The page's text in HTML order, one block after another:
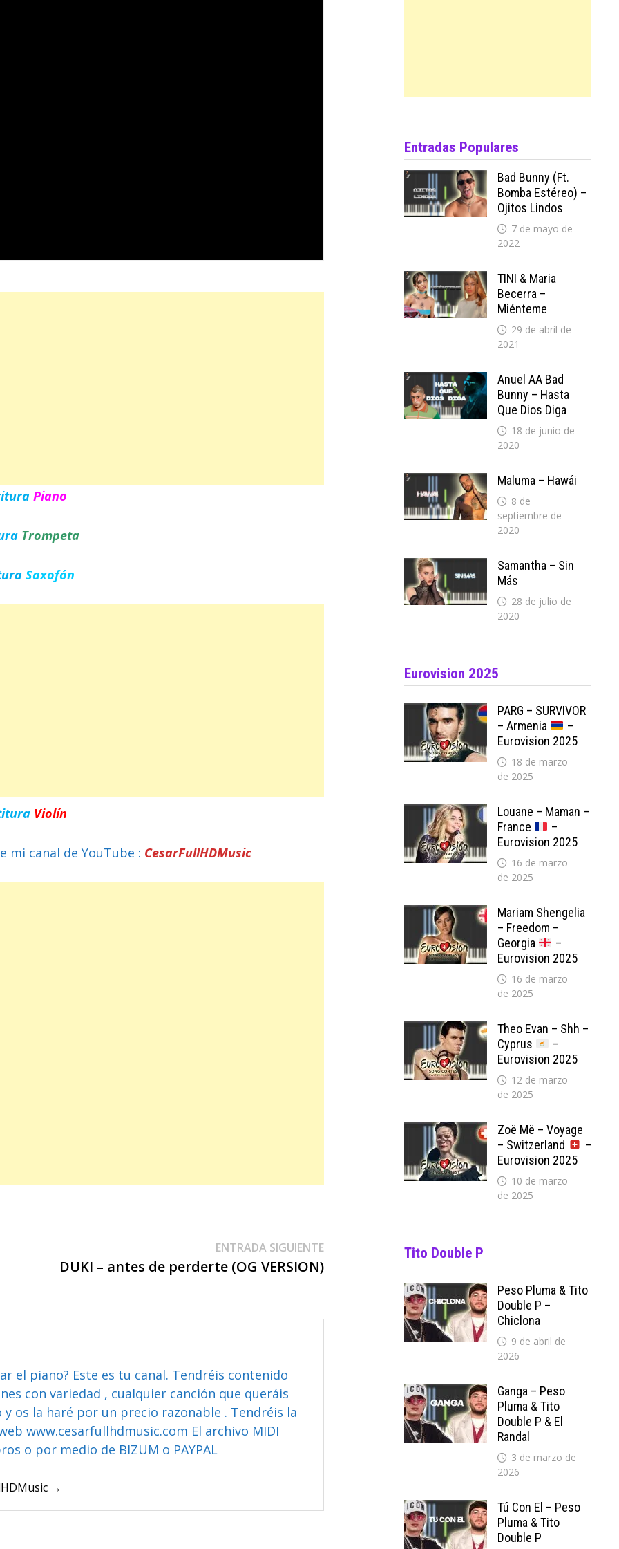
Piano
Trompeta
Saxofón
Violín
mi canal de YouTube : CesarFullHDMusic
ENTRADA SIGUIENTEEntrada
siguiente:
DUKI – antes de perderte (OG VERSION)
el piano? Este es tu canal. Tendréis contenido
con variedad , cualquier canción que queráis
os la haré por un precio razonable . Tendréis la
www.cesarfullhdmusic.com El archivo MIDI
o por medio de BIZUM o PAYPAL
→
Entradas Populares
Bad Bunny (ft.
Bomba Estéreo) –
Ojitos Lindos
7 de mayo de
2022
TINI & Maria
Becerra –
Miénteme
29 de abril de
2021
Anuel AA Bad
Bunny – Hasta
Que Dios Diga
18 de junio de
2020
Maluma – Hawái
8 de
septiembre de
2020
Samantha – Sin
Más
28 de julio de
2020
Eurovision 2025
PARG – SURVIVOR
– Armenia
–
Eurovision 2025
18 de marzo
de 2025
Louane – Maman –
France
–
Eurovision 2025
16 de marzo
de 2025
Mariam Shengelia
– Freedom –
Georgia
–
Eurovision 2025
16 de marzo
de 2025
Theo Evan – Shh –
Cyprus
–
Eurovision 2025
12 de marzo
de 2025
Zoë Më – Voyage
– Switzerland
–
Eurovision 2025
10 de marzo
de 2025
Tito Double P
Peso Pluma & Tito
Double P –
Chiclona
9 de abril de
2026
Ganga – Peso
Pluma & Tito
Double P & El
Randal
3 de marzo de
2026
Tú Con El – Peso
Pluma & Tito
Double P